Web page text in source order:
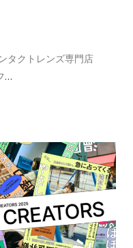
タクトレンズ専門店
…